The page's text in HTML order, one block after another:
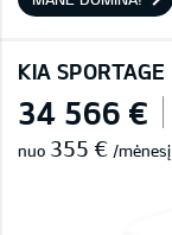
KIA SPORTAGE
34 566 €
nuo 355 € /mėnesį